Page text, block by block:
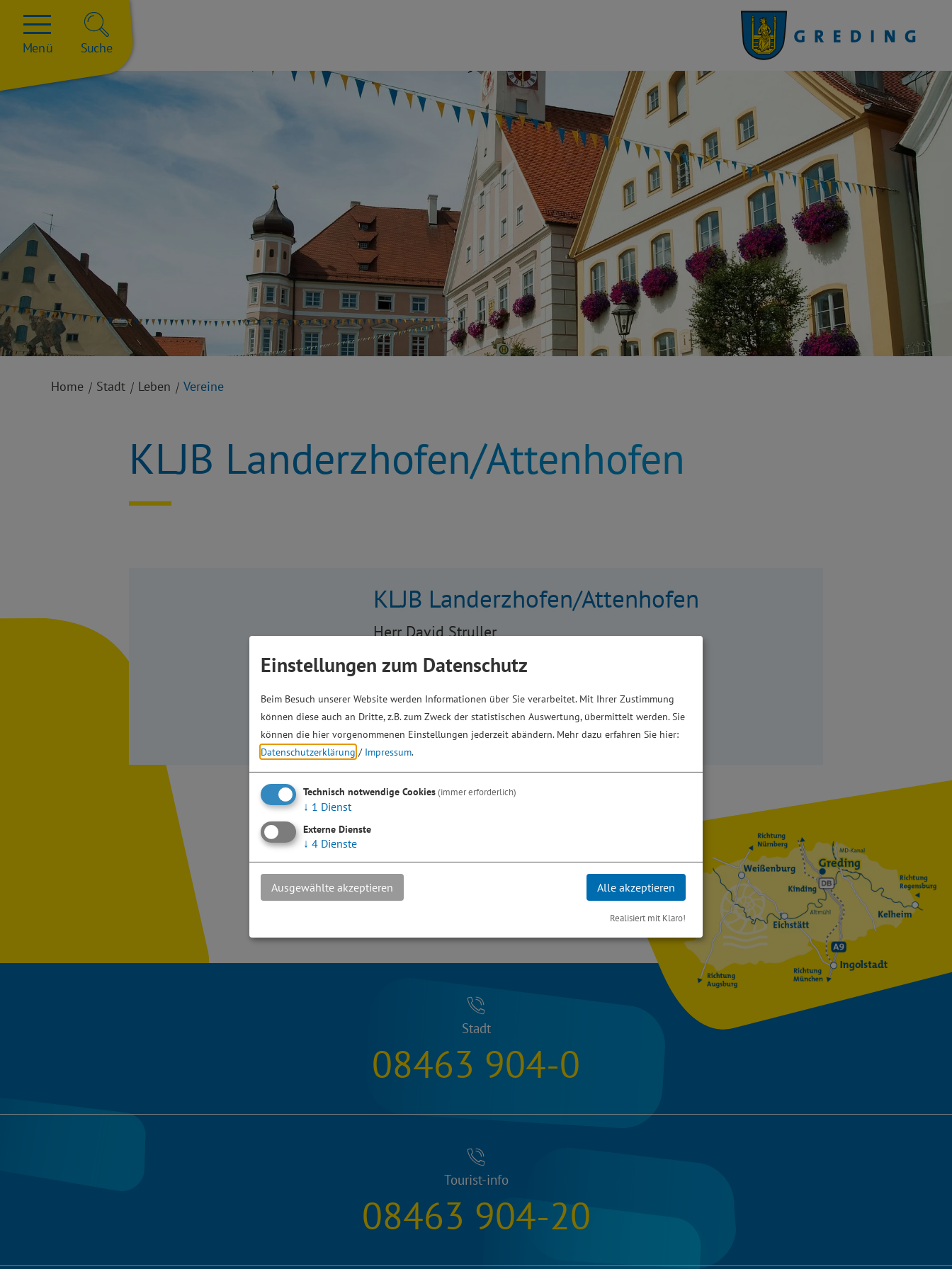
Menü Suche
Home Stadt Leben Vereine
KLJB Landerzhofen/Attenhofen
KLJB Landerzhofen/Attenhofen
Herr David Struller
Attenhofen
Birkhofer Straße 14
91171 Greding
00000 0000
Stadt
08463 904-0
Tourist-info
08463 904-20
Einstellungen zum Datenschutz
Beim Besuch unserer Website werden Informationen über Sie verarbeitet. Mit Ihrer Zustimmung
können diese auch an Dritte, z.B. zum Zweck der statistischen Auswertung, übermittelt werden. Sie
können die hier vorgenommenen Einstellungen jederzeit abändern. Mehr dazu erfahren Sie hier:
Datenschutzerklärung / Impressum.
Technisch notwendige Cookies(immer erforderlich)
↓ 1 Dienst
Externe Dienste
↓ 4 Dienste
Ausgewählte akzeptieren Alle akzeptieren
Realisiert mit Klaro!